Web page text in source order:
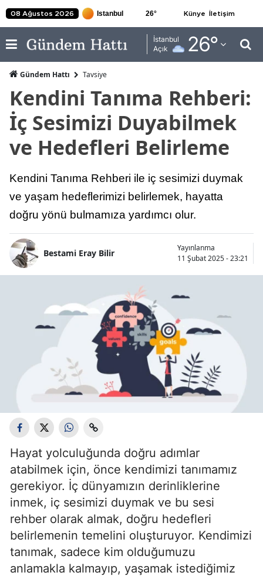
08 Ağustos 2026 26° Künye İletişim
İstanbul
Açık
26°
Adana
Adıyaman
Ağrı
Amasya
Ankara
Antalya
Artvin
Balıkesir
Bilecik
Bingöl
Bitlis
Bolu
Burdur
Bursa
Çankırı
Çorum
Denizli
Diyarbakır
Edirne
Elazığ
Gündem Hattı Tavsiye
Kendini Tanıma Rehberi:
İç Sesimizi Duyabilmek
ve Hedefleri Belirleme
Kendini Tanıma Rehberi ile iç sesimizi duymak
ve yaşam hedeflerimizi belirlemek, hayatta
doğru yönü bulmamıza yardımcı olur.
Bestami Eray Bilir
Yayınlanma
11 Şubat 2025 - 23:21
Hayat yolculuğunda doğru adımlar
atabilmek için, önce kendimizi tanımamız
gerekiyor. İç dünyamızın derinliklerine
inmek, iç sesimizi duymak ve bu sesi
rehber olarak almak, doğru hedefleri
belirlemenin temelini oluşturuyor. Kendimizi
tanımak, sadece kim olduğumuzu
anlamakla kalmayıp, yaşamak istediğimiz